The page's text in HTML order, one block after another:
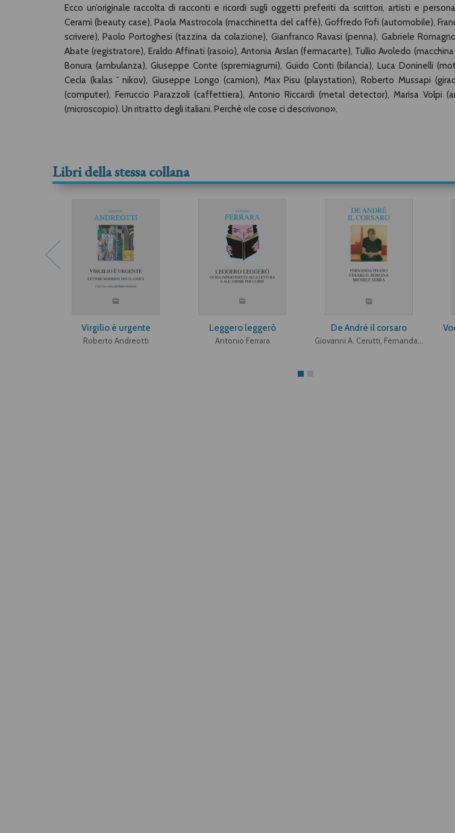
Ecco un’originale raccolta di racconti e ricordi sugli oggetti preferiti da scrittori, artisti e
Cerami (beauty case), Paola Mastrocola (macchinetta del caffè), Goffredo Fofi (automobile),
scrivere), Paolo Portoghesi (tazzina da colazione), Gianfranco Ravasi (penna), Gabriele
Abate (registratore), Eraldo Affinati (rasoio), Antonia Arslan (fermacarte), Tullio Avoledo
Bonura (ambulanza), Giuseppe Conte (spremiagrumi), Guido Conti (bilancia), Luca Doninelli
Cecla (kalasˇnikov), Giuseppe Longo (camion), Max Pisu (playstation), Roberto Mussapi
(computer), Ferruccio Parazzoli (caffettiera), Antonio Riccardi (metal detector), Marisa Volpi
(microscopio). Un ritratto degli italiani. Perché «le cose ci descrivono».
Libri della stessa collana
Virgilio è urgente
Roberto Andreotti
Leggero leggerò
Antonio Ferrara
De André il corsaro